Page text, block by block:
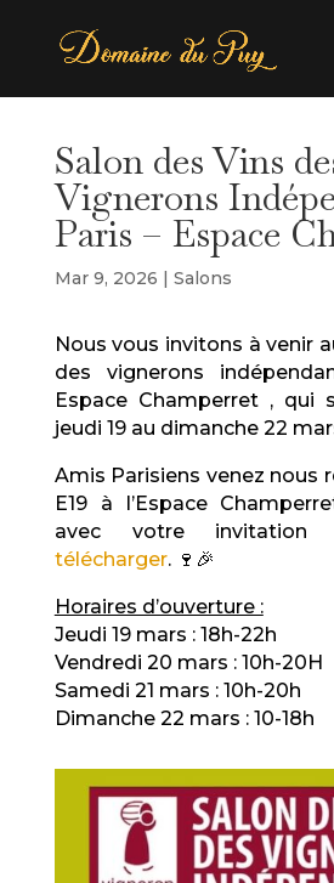
Salon des Vins
Vignerons
Paris – Espace
Mar 9, 2026 | Salons
Nous vous invitons à venir
des vignerons
Espace Champerret , qui
jeudi 19 au dimanche 22
Amis Parisiens venez nous
E19 à l’Espace
avec votre invitation
télécharger. 🍷🎉
Horaires d’ouverture :
Jeudi 19 mars : 18h-22h
Vendredi 20 mars : 10h-20H
Samedi 21 mars : 10h-20h
Dimanche 22 mars : 10-18h